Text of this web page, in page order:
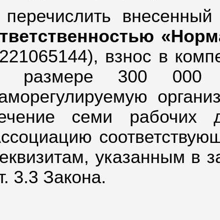
взнос в
размере 300 000
семи рабочих
указанным в
3.3 Закона.